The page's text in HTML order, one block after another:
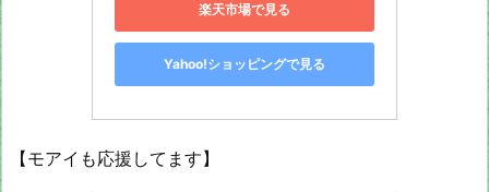
楽天市場で見る
Yahoo!ショッピングで見る
【モアイも応援してます】